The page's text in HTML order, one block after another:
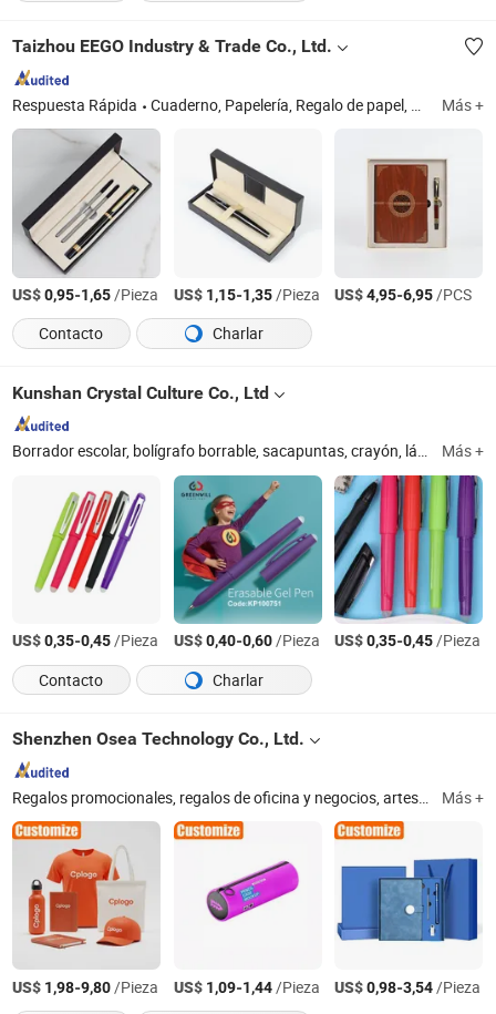
Taizhou EEGO Industry & Trade Co., Ltd.
Respuesta Rápida Cuaderno, Papelería, Regalo de papel, Carpetas, Impresión de libros, Planificador, Agenda, Diario, Cuaderno espiral, Bloc de notas Más +
US$0,95-1,65/Pieza US$ 1,15-1,35/Pieza US$4,95-6,95/PCS
Contacto
Charlar
Kunshan Crystal Culture Co., Ltd
Borrador escolar, bolígrafo borrable, sacapuntas, crayón, lápiz, borrador de regalo, sacapuntas multifuncional, bolígrafo y bolígrafo de gel, borrador de oficina, lápiz mágico infinito Más +
US$0,35-0,45/Pieza US$0,40-0,60/Pieza US$0,35-0,45/Pieza
Contacto
Charlar
Shenzhen Osea Technology Co., Ltd.
Más +
US$ 1,98-9,80/Pieza US$ 1,09-1,44/Pieza US$0,98-3,54/Pieza